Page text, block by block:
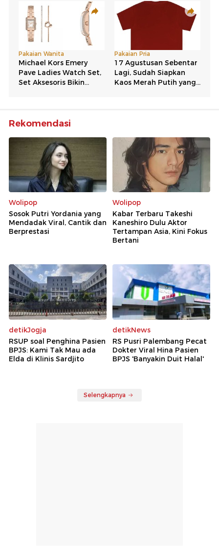
Rekomendasi
Wolipop
Sosok Putri Yordania yang
Mendadak Viral, Cantik dan
Berprestasi
Wolipop
Kabar Terbaru Takeshi
Kaneshiro Dulu Aktor
Tertampan Asia, Kini Fokus
Bertani
detikJogja
RSUP soal Penghina Pasien
BPJS: Kami Tak Mau ada
Elda di Klinis Sardjito
detikNews
RS Pusri Palembang Pecat
Dokter Viral Hina Pasien
BPJS 'Banyakin Duit Halal'
Selengkapnya